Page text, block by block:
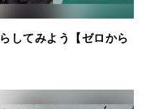
してみよう【ゼロから